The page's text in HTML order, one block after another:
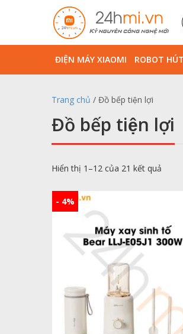
ĐIỆN MÁY XIAOMI ROBOT
Trang chủ / Đồ bếp tiện lợi
Đồ bếp tiện lợi
Hiển thị 1–12 của 21 kết quả
- 4%